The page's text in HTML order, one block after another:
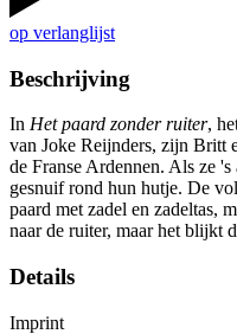
op verlanglijst
Beschrijving
In Het paard zonder ruiter,
van Joke Reijnders, zijn Britt
de Franse Ardennen. Als ze
gesnuif rond hun hutje. De
paard met zadel en zadeltas,
naar de ruiter, maar het blijkt
Details
Imprint